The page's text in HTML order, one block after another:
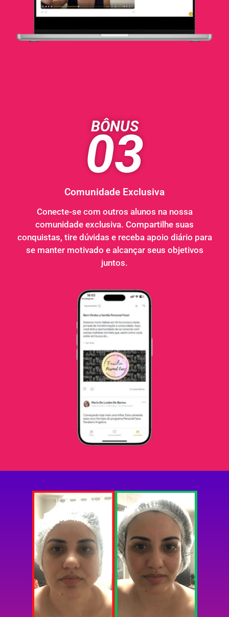
BÔNUS
03
Comunidade Exclusiva
Conecte-se com outros alunos na nossa
comunidade exclusiva. Compartilhe suas
conquistas, tire dúvidas e receba apoio diário para
se manter motivado e alcançar seus objetivos
juntos.